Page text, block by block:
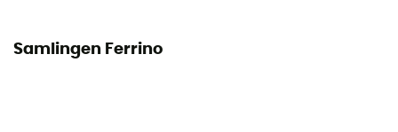
Samlingen Ferrino